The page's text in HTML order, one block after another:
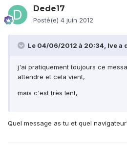
Dede17
Posté(e) 4 juin 2012
Le 04/06/2012 à 20:34, Ive a
j'ai pratiquement toujours ce
attendre et cela vient,
mais c'est très lent,
Quel message as tu et quel